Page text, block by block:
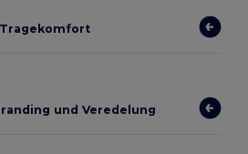
und Veredelung